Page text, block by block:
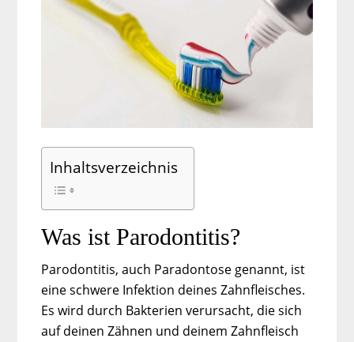
Inhaltsverzeichnis
Was ist Parodontitis?
Parodontitis, auch Paradontose genannt, ist
eine schwere Infektion deines Zahnfleisches.
Es wird durch Bakterien verursacht, die sich
auf deinen Zähnen und deinem Zahnfleisch